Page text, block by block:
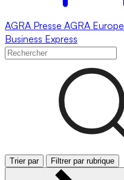
AGRA Presse AGRA Europe
Business Express
Trier par Filtrer par rubrique